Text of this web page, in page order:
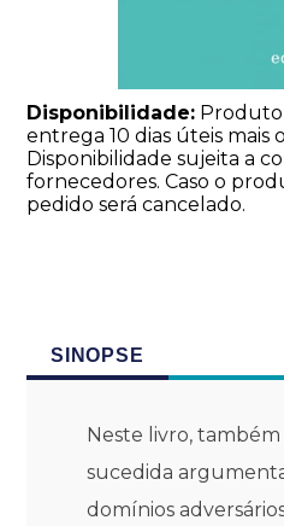
Disponibilidade: Produto
entrega 10 dias úteis mais
Disponibilidade sujeita a
fornecedores. Caso o
pedido será cancelado.
SINOPSE
Neste livro,
sucedida
domínios